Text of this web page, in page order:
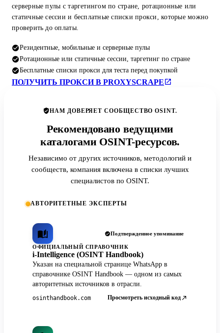
серверные пулы с таргетингом по стране, ротационные или
статичные сессии и бесплатные списки прокси, которые можно
проверить до оплаты.
Резидентные, мобильные и серверные пулы
Ротационные или статичные сессии, таргетинг по стране
Бесплатные списки прокси для теста перед покупкой
ПОЛУЧИТЬ ПРОКСИ В PROXYSCRAPE
НАМ ДОВЕРЯЕТ СООБЩЕСТВО OSINT.
Рекомендовано ведущими
каталогами OSINT-ресурсов.
Независимо от других источников, методологий и
сообществ, компания включена в списки лучших
специалистов по OSINT.
АВТОРИТЕТНЫЕ ЭКСПЕРТЫ
Подтвержденное упоминание
ОФИЦИАЛЬНЫЙ СПРАВОЧНИК
i-Intelligence (OSINT Handbook)
Указан на специальной странице WhatsApp в
справочнике OSINT Handbook — одном из самых
авторитетных источников в отрасли.
osinthandbook.com Просмотреть исходный код